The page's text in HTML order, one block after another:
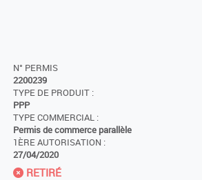
N° PERMIS
2200239
TYPE DE PRODUIT :
PPP
TYPE COMMERCIAL :
Permis de commerce parallèle
1ÈRE AUTORISATION :
27/04/2020
RETIRÉ